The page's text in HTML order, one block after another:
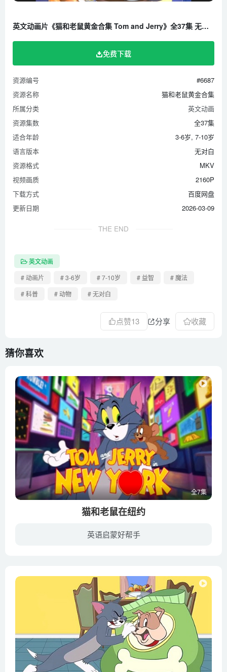
英文动画片《猫和老鼠黄金合集 Tom and Jerry》全37集 无对白 1080P/MKV/32.22G 百度云网盘下载
免费下载
资源编号
#6687
资源名称
猫和老鼠黄金合集
所属分类
英文动画
资源集数
全37集
适合年龄
3-6岁, 7-10岁
语言版本
无对白
资源格式
MKV
视频画质
2160P
下载方式
百度网盘
更新日期
2026-03-09
THE END
英文动画
# 动画片
# 3-6岁 # 7-10岁 # 益智
# 魔法
# 科普
# 动物 # 无对白
点赞13 分享 收藏
猜你喜欢
全7集
猫和老鼠在纽约
英语启蒙好帮手